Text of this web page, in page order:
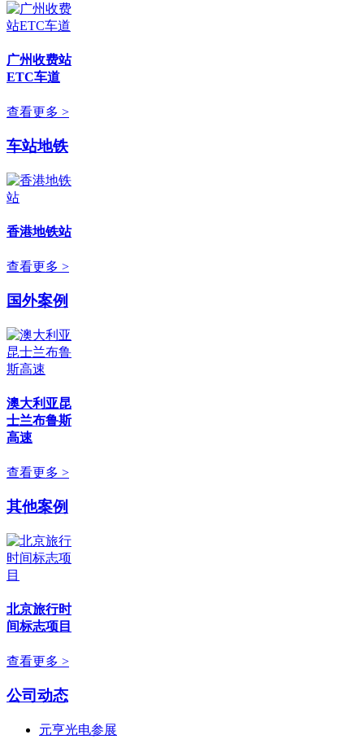
广州收费站
ETC车道
查看更多 >
车站地铁
香港地铁站
查看更多 >
国外案例
澳大利亚昆
士兰布鲁斯
高速
查看更多 >
其他案例
北京旅行时
间标志项目
查看更多 >
公司动态
元亨光电参展